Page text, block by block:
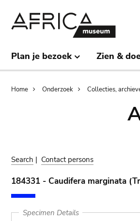
Plan je bezoek Zien &
Breadcrumb
Home Onderzoek Collecties,
Search | Contact persons
184331 - Caudifera marginata
Specimen Details